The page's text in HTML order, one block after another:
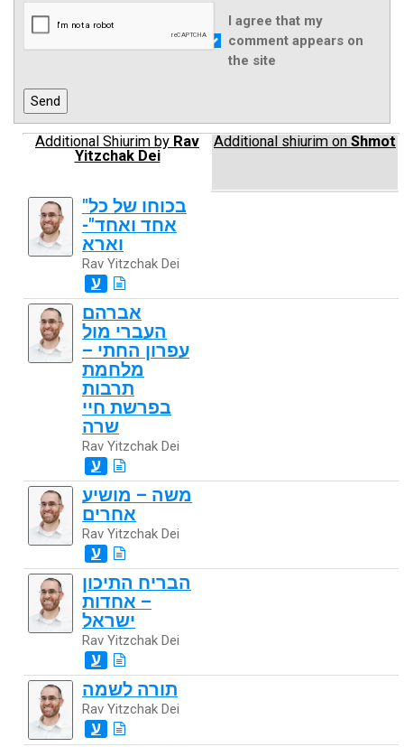
I agree that my
comment appears on
the site
Additional Shiurim by Rav
Yitzchak Dei
Additional shiurim on Shmot
"בכוחו של כל
אחד ואחד"-
וארא
Rav Yitzchak Dei
ע
אברהם
העברי מול
עפרון החתי –
מלחמת
תרבות
בפרשת חיי
שרה
Rav Yitzchak Dei
ע
משה – מושיע
אחרים
Rav Yitzchak Dei
ע
הבריח התיכון
– אחדות
ישראל
Rav Yitzchak Dei
ע
תורה לשמה
Rav Yitzchak Dei
ע